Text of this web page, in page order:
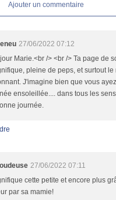
Ajouter un commentaire
27/06/2022 07:12
Marie.<br /> <br /> Ta page de
pleine de peps, et surtout le
J'imagine bien que vous
ensoleillée.... dans tous les
journée.
27/06/2022 07:11
cette petite et encore plus
par sa mamie!